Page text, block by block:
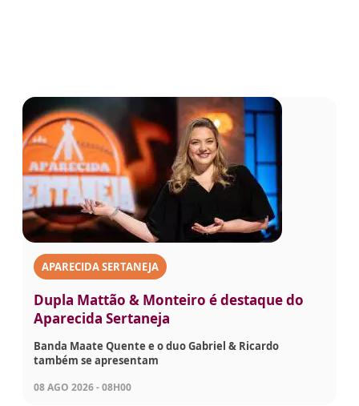
APARECIDA SERTANEJA
Dupla Mattão & Monteiro é destaque do
Aparecida Sertaneja
Banda Maate Quente e o duo Gabriel & Ricardo
também se apresentam
08 AGO 2026 - 08H00